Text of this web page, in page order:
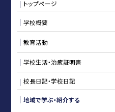
トップページ
学校概要
教育活動
学校生活・治癒証明書
校長日記・学校日記
地域で学ぶ・紹介する